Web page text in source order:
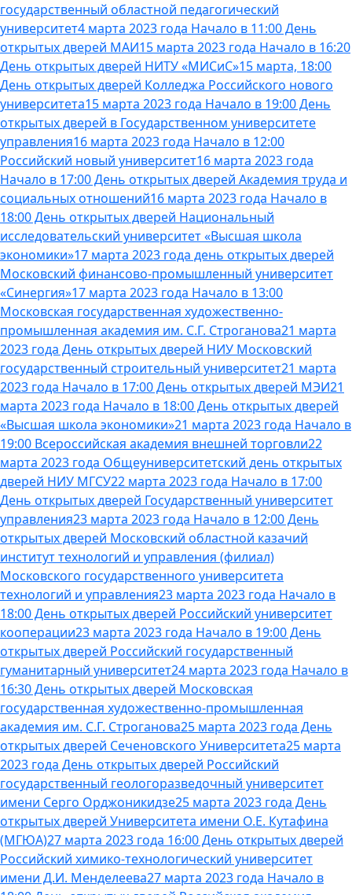
государственный областной педагогический
университет4 марта 2023 года Начало в 11:00 День
открытых дверей МАИ15 марта 2023 года Начало в 16:20
День открытых дверей НИТУ «МИСиС»15 марта, 18:00
День открытых дверей Колледжа Российского нового
университета15 марта 2023 года Начало в 19:00 День
открытых дверей в Государственном университете
управления16 марта 2023 года Начало в 12:00
Российский новый университет16 марта 2023 года
Начало в 17:00 День открытых дверей Академия труда и
социальных отношений16 марта 2023 года Начало в
18:00 День открытых дверей Национальный
исследовательский университет «Высшая школа
экономики»17 марта 2023 года день открытых дверей
Московский финансово-промышленный университет
«Синергия»17 марта 2023 года Начало в 13:00
Московская государственная художественно-
промышленная академия им. С.Г. Строганова21 марта
2023 года День открытых дверей НИУ Московский
государственный строительный университет21 марта
2023 года Начало в 17:00 День открытых дверей МЭИ21
марта 2023 года Начало в 18:00 День открытых дверей
«Высшая школа экономики»21 марта 2023 года Начало в
19:00 Всероссийская академия внешней торговли22
марта 2023 года Общеуниверситетский день открытых
дверей НИУ МГСУ22 марта 2023 года Начало в 17:00
День открытых дверей Государственный университет
управления23 марта 2023 года Начало в 12:00 День
открытых дверей Московский областной казачий
институт технологий и управления (филиал)
Московского государственного университета
технологий и управления23 марта 2023 года Начало в
18:00 День открытых дверей Российский университет
кооперации23 марта 2023 года Начало в 19:00 День
открытых дверей Российский государственный
гуманитарный университет24 марта 2023 года Начало в
16:30 День открытых дверей Московская
государственная художественно-промышленная
академия им. С.Г. Строганова25 марта 2023 года День
открытых дверей Сеченовского Университета25 марта
2023 года День открытых дверей Российский
государственный геологоразведочный университет
имени Серго Орджоникидзе25 марта 2023 года День
открытых дверей Университета имени О.Е. Кутафина
(МГЮА)27 марта 2023 года 16:00 День открытых дверей
Российский химико-технологический университет
имени Д.И. Менделеева27 марта 2023 года Начало в